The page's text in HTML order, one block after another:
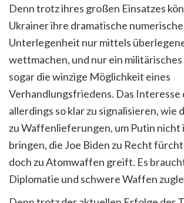
Denn trotz ihres großen Einsatzes
Ukrainer ihre dramatische numerische
Unterlegenheit nur mittels
wettmachen, und nur ein
sogar die winzige Möglichkeit eines
Verhandlungsfriedens. Das Interesse
allerdings so klar zu signalisieren, wie
zu Waffenlieferungen, um Putin nicht
bringen, die Joe Biden zu Recht
doch zu Atomwaffen greift. Es
Diplomatie und schwere Waffen